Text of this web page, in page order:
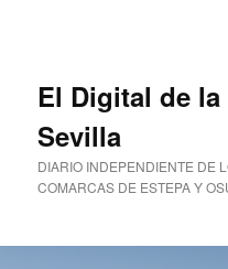
El Digital de
Sevilla
DIARIO INDEPENDIENTE DE
COMARCAS DE ESTEPA Y